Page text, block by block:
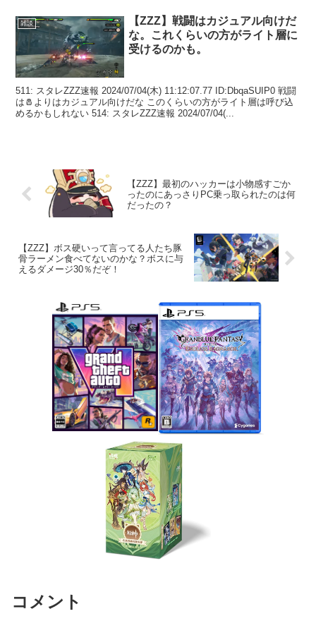
雑談
【ZZZ】戦闘はカジュアル向けだ
な。これくらいの方がライト層に
受けるのかも。
511: スタレZZZ速報 2024/07/04(木) 11:12:07.77 ID:DbqaSUIP0 戦闘
は🧂よりはカジュアル向けだな このくらいの方がライト層は呼び込
めるかもしれない 514: スタレZZZ速報 2024/07/04(...
【ZZZ】最初のハッカーは小物感すごか
ったのにあっさりPC乗っ取られたのは何
だったの？
【ZZZ】ボス硬いって言ってる人たち豚
骨ラーメン食べてないのかな？ボスに与
えるダメージ30％だぞ！
コメント